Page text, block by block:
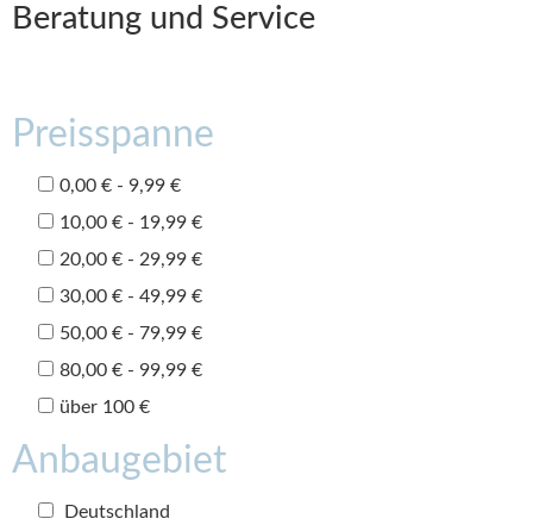
Beratung und Service
Preisspanne
0,00 € - 9,99 €
10,00 € - 19,99 €
20,00 € - 29,99 €
30,00 € - 49,99 €
50,00 € - 79,99 €
80,00 € - 99,99 €
über 100 €
Anbaugebiet
Deutschland